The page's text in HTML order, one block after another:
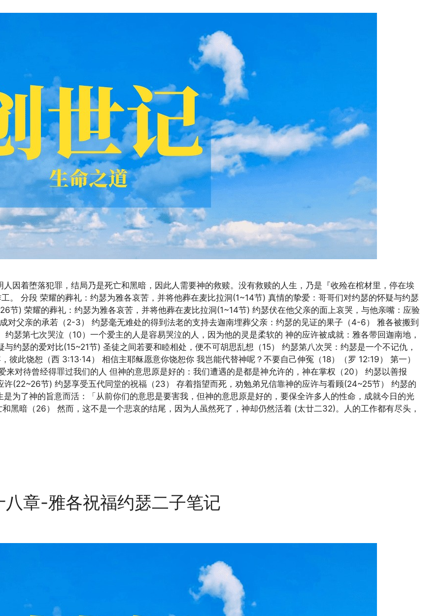
因着堕落犯罪，结局乃是死亡和黑暗，因此人需要神的救赎。没有救赎的人生，乃是『收殓在棺材里，停在埃
。 分段 荣耀的葬礼：约瑟为雅各哀苦，并将他葬在麦比拉洞(1~14节) 真情的挚爱：哥哥们对约瑟的怀疑与约瑟
节) 荣耀的葬礼：约瑟为雅各哀苦，并将他葬在麦比拉洞(1~14节) 约瑟伏在他父亲的面上哀哭，与他亲嘴：应验
对父亲的承若（2-3） 约瑟毫无难处的得到法老的支持去迦南埋葬父亲：约瑟的见证的果子（4-6） 雅各被搬到
瑟第七次哭泣（10）一个爱主的人是容易哭泣的人，因为他的灵是柔软的 神的应许被成就：雅各带回迦南地，
约瑟的爱对比(15~21节) 圣徒之间若要和睦相处，便不可胡思乱想（15） 约瑟第八次哭：约瑟是一个不记仇，
彼此饶恕（西 3:13·14） 相信主耶稣愿意你饶恕你 我岂能代替神呢？不要自己伸冤（18）（罗 12:19） 第一）
对待曾经得罪过我们的人 但神的意思原是好的：我们遭遇的是都是神允许的，神在掌权（20） 约瑟以善报
(22~26节) 约瑟享受五代同堂的祝福（23） 存着指望而死，劝勉弟兄信靠神的应许与看顾(24~25节） 约瑟的
为了神的旨意而活：「从前你们的意思是要害我，但神的意思原是好的，要保全许多人的性命，成就今日的光
黑暗（26） 然而，这不是一个悲哀的结尾，因为人虽然死了，神却仍然活着 (太廿二32)。人的工作都有尽头，
章-雅各祝福约瑟二子笔记